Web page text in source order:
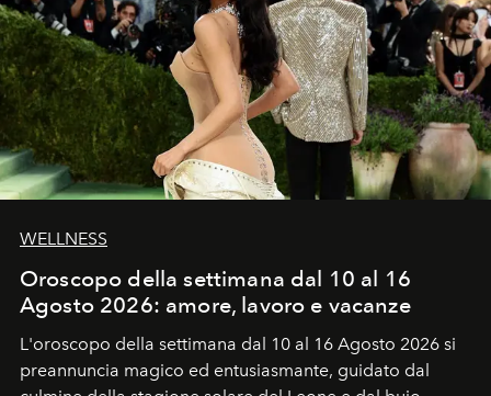
WELLNESS
Oroscopo della settimana dal 10 al 16
Agosto 2026: amore, lavoro e vacanze
L'oroscopo della settimana dal 10 al 16 Agosto 2026 si
preannuncia magico ed entusiasmante, guidato dal